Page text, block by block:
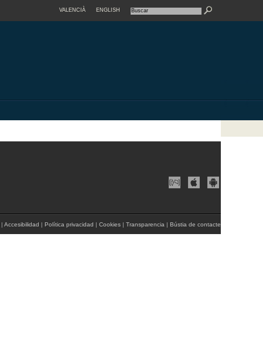
VALENCIÀ ENGLISH
| Accesibilidad | Política privacidad | Cookies | Transparencia | Bústia de contacte